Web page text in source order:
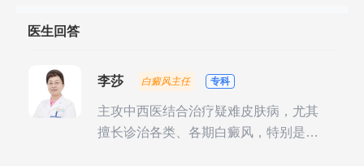
医生回答
李莎 白癜风主任 专科
主攻中西医结合治疗疑难皮肤病，尤其
擅长诊治各类、各期白癜风，特别是对